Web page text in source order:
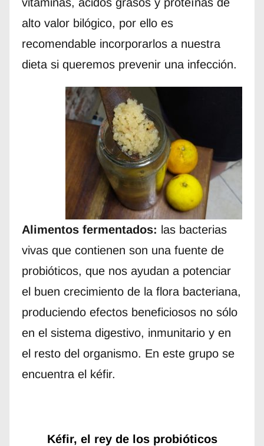
alto valor bilógico, por ello es
recomendable incorporarlos a nuestra
dieta si queremos prevenir una infección.
Alimentos fermentados: las bacterias
vivas que contienen son una fuente de
probióticos, que nos ayudan a potenciar
el buen crecimiento de la flora bacteriana,
produciendo efectos beneficiosos no sólo
en el sistema digestivo, inmunitario y en
el resto del organismo. En este grupo se
encuentra el kéfir.
Kéfir, el rey de los probióticos